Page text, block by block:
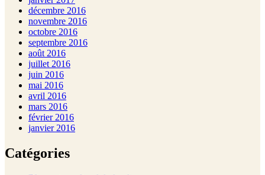
décembre 2016
novembre 2016
octobre 2016
septembre 2016
août 2016
juillet 2016
juin 2016
mai 2016
avril 2016
mars 2016
février 2016
janvier 2016
Catégories